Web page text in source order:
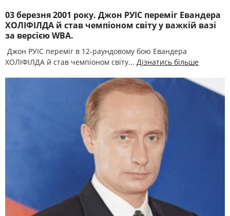
03 березня 2001 року. Джон РУІС переміг Евандера
ХОЛІФІЛДА й став чемпіоном світу у важкій вазі
за версією WBA.
Джон РУІС переміг в 12-раундовому бою Евандера
ХОЛІФІЛДА й став чемпіоном світу... Дізнатись більше